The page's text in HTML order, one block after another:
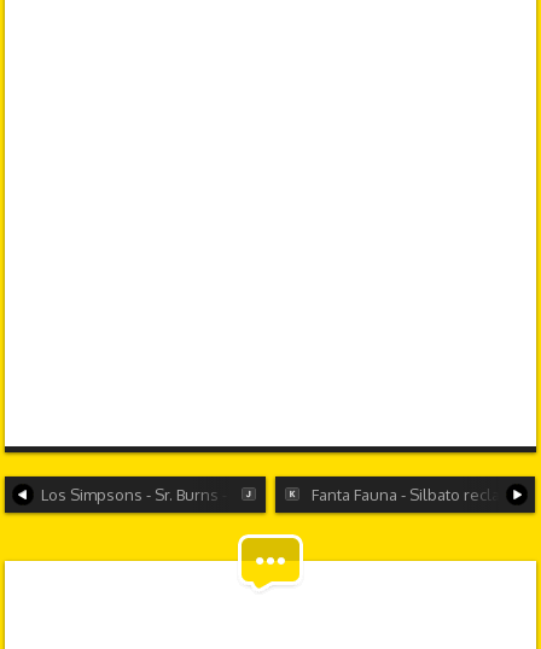
Los Simpsons - Sr. Burns - Os traigo amorFanta Fauna - Silbato reclamo